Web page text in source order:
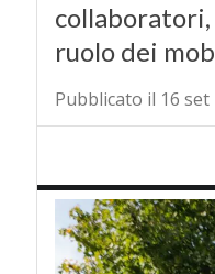
ruolo dei
Pubblicato il 16 set